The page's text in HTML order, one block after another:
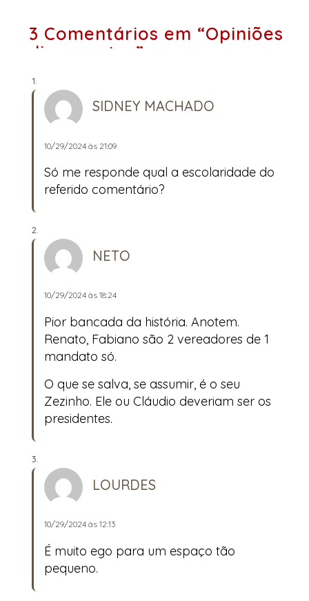
3 Comentários em “Opiniões
divergentes”
SIDNEY MACHADO
10/29/2024 às 21:09
Só me responde qual a escolaridade do
referido comentário?
NETO
10/29/2024 às 18:24
Pior bancada da história. Anotem.
Renato, Fabiano são 2 vereadores de 1
mandato só.
O que se salva, se assumir, é o seu
Zezinho. Ele ou Cláudio deveriam ser os
presidentes.
LOURDES
10/29/2024 às 12:13
É muito ego para um espaço tão
pequeno.